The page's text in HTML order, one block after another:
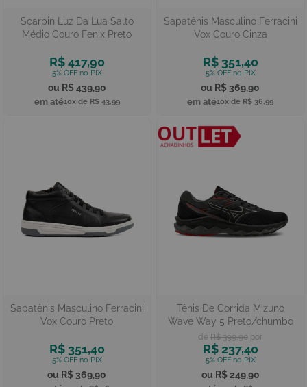
Scarpin Luz Da Lua Salto
Médio Couro Fenix Preto
R$ 417,90
R$ 439,90
10x de R$ 43,99
Sapatênis Masculino Ferracini
Vox Couro Cinza
R$ 351,40
R$ 369,90
10x de R$ 36,99
Sapatênis Masculino Ferracini
Vox Couro Preto
R$ 351,40
R$ 369,90
Tênis De Corrida Mizuno
Wave Way 5 Preto/chumbo
R$ 237,40
R$ 399,90
R$ 249,90